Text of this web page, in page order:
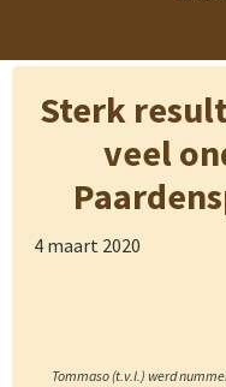
Sterk
veel
4 maart 2020
Tommaso (t.v.l.) werd